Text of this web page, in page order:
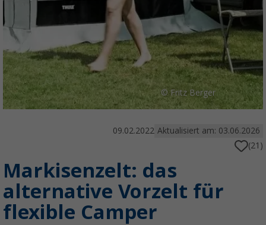
© Fritz Berger
09.02.2022 Aktualisiert am: 03.06.2026
(21)
Markisenzelt: das
alternative Vorzelt für
flexible Camper